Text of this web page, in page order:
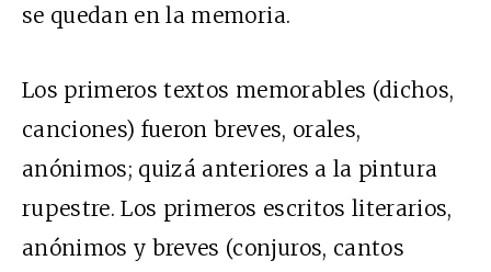
se quedan en la memoria.
Los primeros textos memorables (dichos,
canciones) fueron breves, orales,
anónimos; quizá anteriores a la pintura
rupestre. Los primeros escritos literarios,
anónimos y breves (conjuros, cantos